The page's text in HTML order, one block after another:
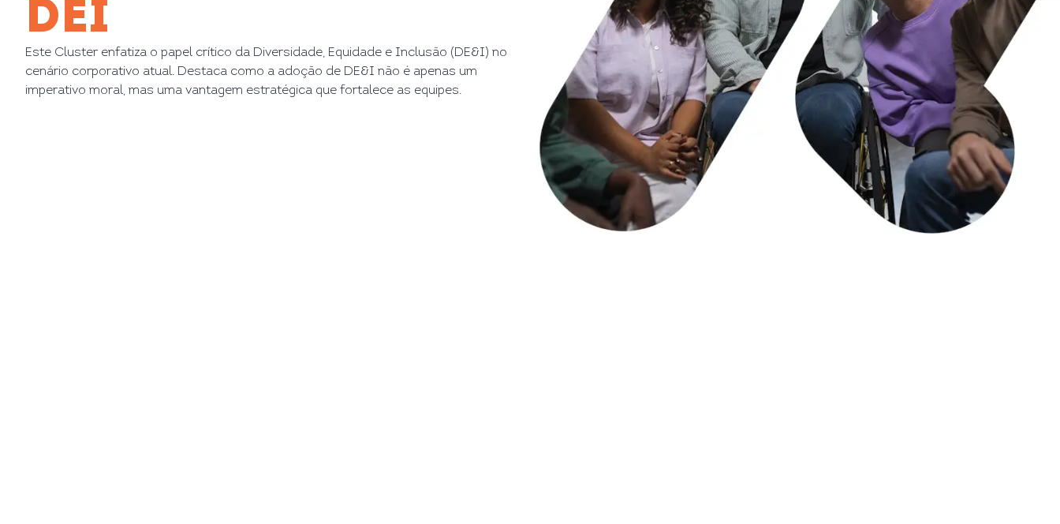
DEI
Este Cluster enfatiza o papel crítico da Diversidade, Equidade e Inclusão (DE&I) no
cenário corporativo atual. Destaca como a adoção de DE&I não é apenas um
imperativo moral, mas uma vantagem estratégica que fortalece as equipes.